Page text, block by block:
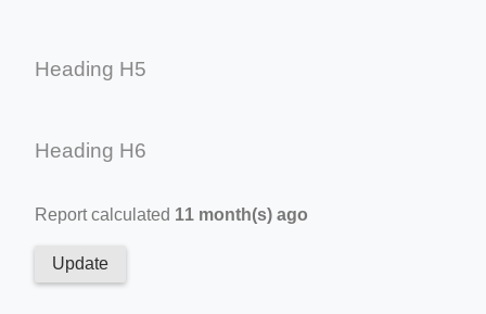
Heading H5
Heading H6
Report calculated 11 month(s) ago
Update